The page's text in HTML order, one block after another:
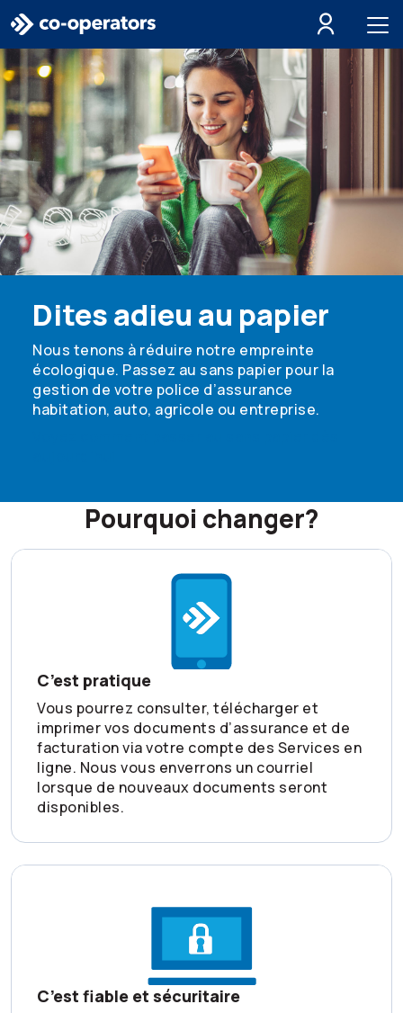
Passer à la recherche
Passer au menu principal
Passer au contenu principal
Passer au pied de page
Dites adieu au papier
Nous tenons à réduire notre empreinte
écologique. Passez au sans papier pour la
gestion de votre police d’assurance
habitation, auto, agricole ou entreprise.
Pourquoi changer?
C’est pratique
Vous pourrez consulter, télécharger et
imprimer vos documents d’assurance et de
facturation via votre compte des Services en
ligne. Nous vous enverrons un courriel
lorsque de nouveaux documents seront
disponibles.
C’est fiable et sécuritaire